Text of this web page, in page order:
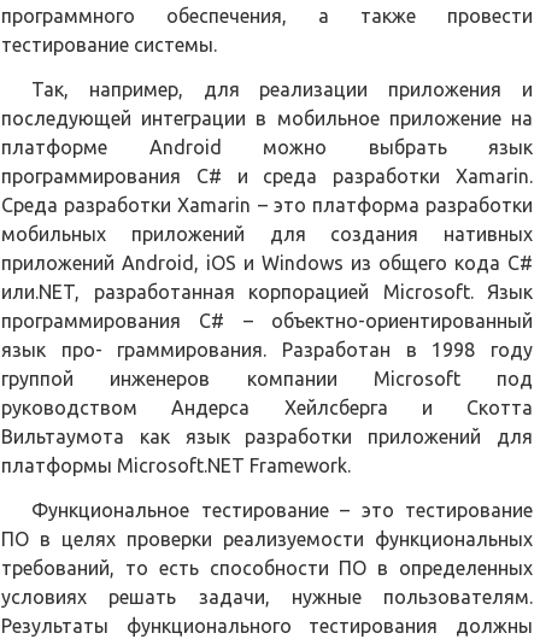
программного обеспечения, а также провести
тестирование системы.
Так, например, для реализации приложения и
последующей интеграции в мобильное приложение на
платформе Android можно выбрать язык
программирования C# и среда разработки Xamarin.
Среда разработки Xamarin – это платформа разработки
мобильных приложений для создания нативных
приложений Android, iOS и Windows из общего кода C#
или.NET, разработанная корпорацией Microsoft. Язык
программирования C# – объектно-ориентированный
язык про- граммирования. Разработан в 1998 году
группой инженеров компании Microsoft под
руководством Андерса Хейлсберга и Скотта
Вильтаумота как язык разработки приложений для
платформы Microsoft.NET Framework.
Функциональное тестирование – это тестирование
ПО в целях проверки реализуемости функциональных
требований, то есть способности ПО в определенных
условиях решать задачи, нужные пользователям.
Результаты функционального тестирования должны